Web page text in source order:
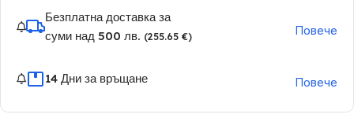
Безплатна доставка за
суми над 500 лв. (255.65 €) Повече
14 Дни за връщане Повече